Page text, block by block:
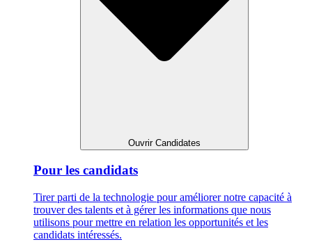
Ouvrir Candidates
Pour les candidats
Tirer parti de la technologie pour améliorer notre capacité à
trouver des talents et à gérer les informations que nous
utilisons pour mettre en relation les opportunités et les
candidats intéressés.